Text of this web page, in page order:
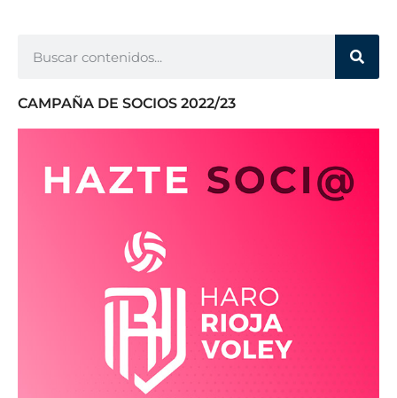
CAMPAÑA DE SOCIOS 2022/23